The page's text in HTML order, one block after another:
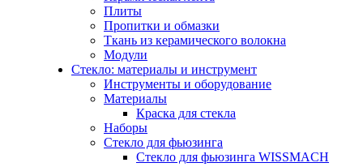
Плиты
Пропитки и обмазки
Ткань из керамического волокна
Модули
Стекло: материалы и инструмент
Инструменты и оборудование
Материалы
Краска для стекла
Наборы
Стекло для фьюзинга
Стекло для фьюзинга WISSMACH